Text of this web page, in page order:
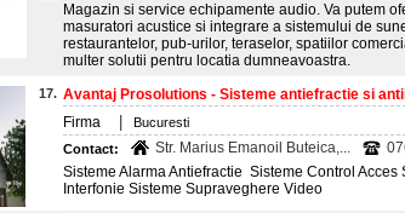
Magazin si service echipamente audio. Va putem
masuratori acustice si integrare a sistemului de
restaurantelor, pub-urilor, teraselor, spatiilor
multer solutii pentru locatia dumneavoastra.
17. Avantaj Prosolutions - Sisteme antiefractie si
Firma
Bucuresti
Contact:
Str. Marius Emanoil Buteica,...
Sisteme Alarma Antiefractie Sisteme Control
Interfonie Sisteme Supraveghere Video